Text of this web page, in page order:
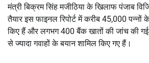
मंत्री बिक्रम सिंह मजीठिया के खिलाफ पंजाब
तैयार इस फाइनल रिपोर्ट में करीब 45,000 पन्नों
किए हैं और लगभग 400 बैंक खातों की जांच की गई
से ज्यादा गवाहों के बयान शामिल किए गए हैं।